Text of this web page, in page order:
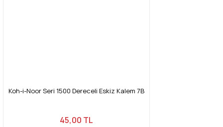
Koh-i-Noor Seri 1500 Dereceli Eskiz Kalem 7B
45,00 TL